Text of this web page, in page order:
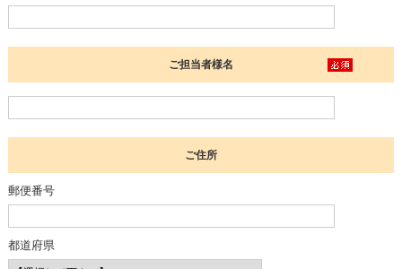
ご担当者様名
ご住所
郵便番号
都道府県